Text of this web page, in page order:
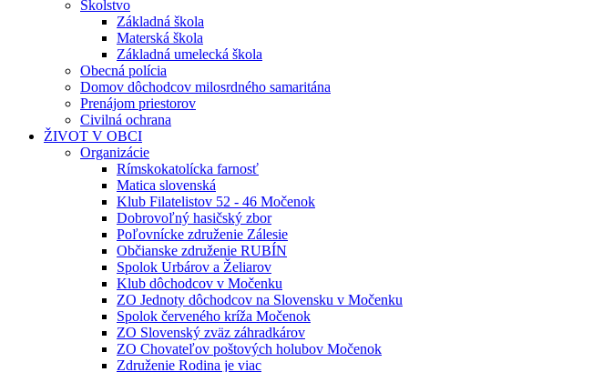
Školstvo
Základná škola
Materská škola
Základná umelecká škola
Obecná polícia
Domov dôchodcov milosrdného samaritána
Prenájom priestorov
Civilná ochrana
ŽIVOT V OBCI
Organizácie
Rímskokatolícka farnosť
Matica slovenská
Klub Filatelistov 52 - 46 Močenok
Dobrovoľný hasičský zbor
Poľovnícke združenie Zálesie
Občianske združenie RUBÍN
Spolok Urbárov a Želiarov
Klub dôchodcov v Močenku
ZO Jednoty dôchodcov na Slovensku v Močenku
Spolok červeného kríža Močenok
ZO Slovenský zväz záhradkárov
ZO Chovateľov poštových holubov Močenok
Združenie Rodina je viac